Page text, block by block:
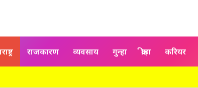
राजकारण व्यवसाय गुन्हा क्रीड़ा करियर